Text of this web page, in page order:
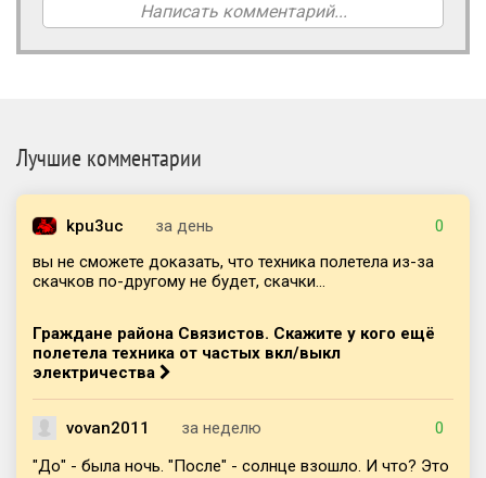
Написать комментарий...
Лучшие комментарии
kpu3uc за день
0
вы не сможете доказать, что техника полетела из-за
скачков по-другому не будет, скачки...
Граждане района Связистов. Скажите у кого ещё
полетела техника от частых вкл/выкл
электричества
vovan2011 за неделю
0
"До" - была ночь. "После" - солнце взошло. И что? Это